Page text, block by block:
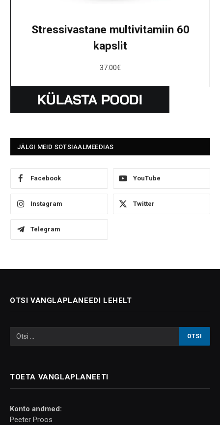
Stressivastane multivitamiin 60
kapslit
37.00€
JÄLGI MEID SOTSIAALMEEDIAS
Facebook YouTube
Instagram Twitter
Telegram
OTSI VANGLAPLANEEDI LEHELT
TOETA VANGLAPLANEETI
Konto andmed:
Peeter Proos